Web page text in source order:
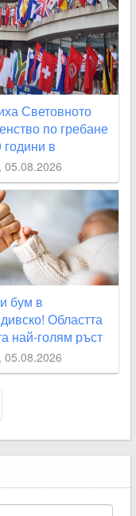
Световното
по гребане
години в
05.08.2026
бум в
Областта
най-голям ръст
извън
05.08.2026